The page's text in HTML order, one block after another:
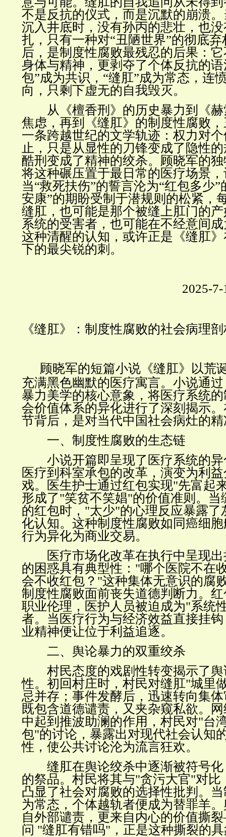
不是反抗的仪式，而是沉默的崩溃
沉入井底时，没有孙丙的悲壮，也
扎，只有一种对“丑陋世界”的彻底
后，是制度性腐败最残忍的后果：
身体与精神，更剥夺了个体反抗的
包”成为共识，“缝肛”成为常态，连
向，只剩下虚无的自我毁灭。
从《檀香刑》的历史暴力到《赫
焦虑，再到《缝肛》的制度性腐败
一条跨越世纪的文学轨迹：权力对
止，只是从显性的刀锋变成了隐性
酷刑变成了精神的绞杀。顾晓军的
将这种碾压置于最日常的医疗场景
当“救死扶伤”的誓言沦为“红包多少
安康”的期盼受制于潜规则的松紧，
缝肛，也可能是那个被缝上肛门的
系统的受害者，也可能在不经意间
这种清醒的认知，或许正是《缝肛
下的最尖锐的刺。
2025-7-
《缝肛》：制度性腐败的社会病理
顾晓军的短篇小说《缝肛》以荒
充满黑色幽默的医疗寓言。小说通过
暴力美学的核心意象，将医疗系统
会价值体系的异化进行了深刻揭示
节背后，是对当代中国社会病灶的
一、制度性腐败的生态链
小说开篇即呈现了医疗系统的异
医疗到科室承包的改革，演变为利
戏。医生护士通过红包实现"先富起
形成了"笑贫不笑娼"的价值准则。当
的红包时， "太少"的心理反应暴露了
化认知。这种制度性腐败如同癌细
行为异化为商业交易。
医疗市场化改革在执行中呈现出
的困惑具有典型性： "哪个医院不在
会不收红包？ "这种集体无意识的腐
制度性腐败面前丧失道德判断力。
职业伦理，医护人员被迫成为"系统
者。当医疗行为与经济效益直接挂
业精神便让位于利益追逐。
二、舆论暴力的双重绞杀
村民态度的戏剧性转变揭示了舆
性。初回村庄时，村民对缝肛"城里
忌并存；事件发酵后，迅速转向集
既包含道德谴责，又夹杂窥私欲。
中起到推波助澜的作用，村民对"台
包"的讨论，暴露出对现代社会认知
性，使公共讨论沦为流言狂欢。
缝肛在舆论绞杀中逐渐被符号化
的祭品。村民将其与"贪污大官"对比
凸显了社会对腐败的选择性批判。
为常态，个体越轨者便成为替罪羊
自外部谴责，更来自内心的价值撕裂
问 "缝肛有错吗" ，正是这种撕裂的